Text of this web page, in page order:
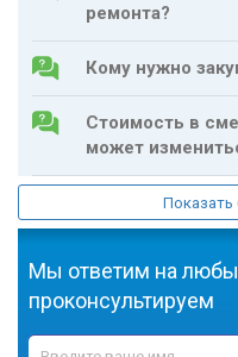
ремонта?
Кому нужно
Стоимость в
может
Мы ответим на
проконсультируем
и найдем решение